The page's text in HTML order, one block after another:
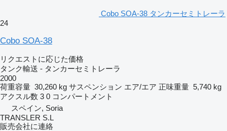
Cobo SOA-38 タンカーセミトレーラ
24
Cobo SOA-38
リクエストに応じた価格
タンク輸送 - タンカーセミトレーラ
2000
荷重容量 30,260 kg サスペンション エア/エア 正味重量 5,740 kg
アクスル数 3 0 コンパートメント
スペイン, Soria
TRANSLER S.L
販売会社に連絡